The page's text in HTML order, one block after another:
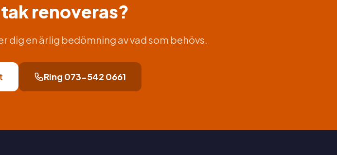
renoveras?
en ärlig bedömning av vad som behövs.
Ring 073-542 0661